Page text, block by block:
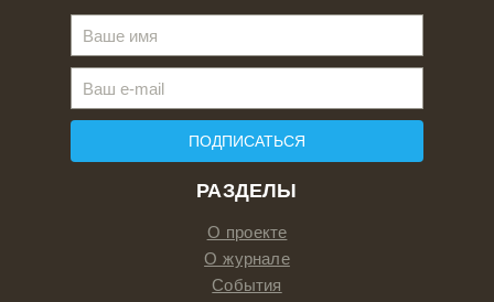
РАЗДЕЛЫ
О проекте
О журнале
События
ПОДПИСАТЬСЯ